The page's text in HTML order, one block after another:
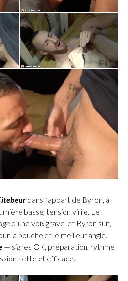
dans l’appart de Byron, à
basse, tension virile. Le
d’une voix grave, et Byron suit,
la bouche et le meilleur angle.
— signes OK, préparation, rythme
nette et efficace.